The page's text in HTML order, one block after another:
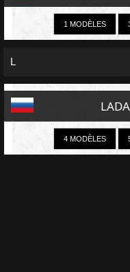
1 MODÈLES
L
LADA
4 MODÈLES